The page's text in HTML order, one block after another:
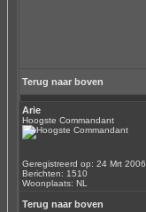
Terug naar boven
Arie
Hoogste Commandant
Geregistreerd op: 24 Mrt 2006
Berichten: 1510
Woonplaats: NL
Terug naar boven